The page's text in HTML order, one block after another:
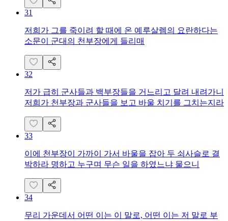
31
저희가 그를 죽이려 할 때에 온 예루살렘의 요란하다는
소문이 군대의 천부장에게 들리매
32
저가 급히 군사들과 백부장들을 거느리고 달려 내려가니
저희가 천부장과 군사들을 보고 바울 치기를 그치는지라
33
이에 천부장이 가까이 가서 바울을 잡아 두 쇠사슬로 결
박하라 명하고 누구며 무슨 일을 하였느냐 물으니
34
무리 가운데서 어떤 이는 이 말로, 어떤 이는 저 말로 부